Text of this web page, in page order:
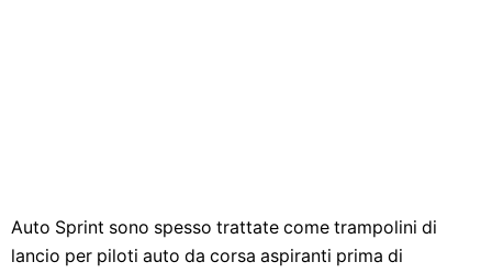
Auto Sprint sono spesso trattate come trampolini di
lancio per piloti auto da corsa aspiranti prima di